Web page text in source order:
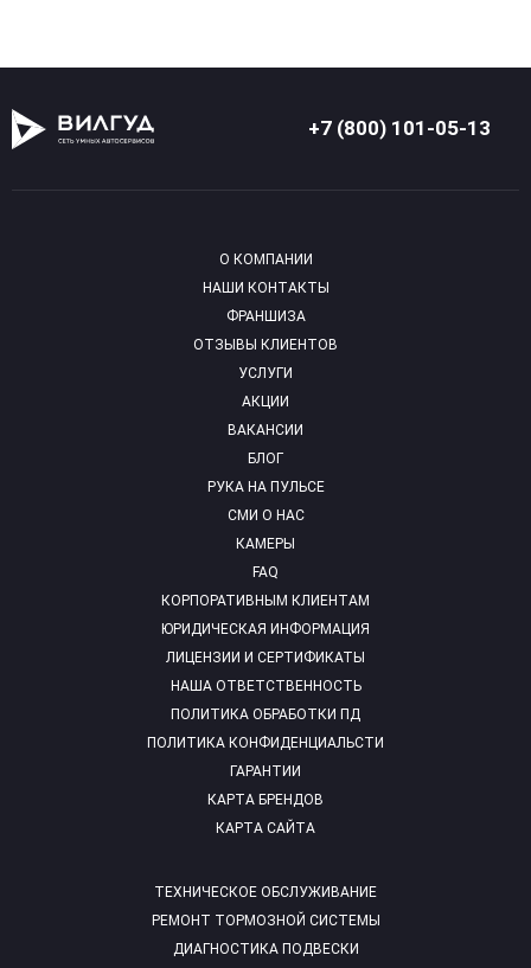
+7 (800) 101-05-13
О КОМПАНИИ
НАШИ КОНТАКТЫ
ФРАНШИЗА
ОТЗЫВЫ КЛИЕНТОВ
УСЛУГИ
АКЦИИ
ВАКАНСИИ
БЛОГ
РУКА НА ПУЛЬСЕ
СМИ О НАС
КАМЕРЫ
FAQ
ТЕХНИЧЕСКОЕ ОБСЛУЖИВАНИЕ
РЕМОНТ ТОРМОЗНОЙ СИСТЕМЫ
ДИАГНОСТИКА ПОДВЕСКИ
КОРПОРАТИВНЫМ КЛИЕНТАМ
ЮРИДИЧЕСКАЯ ИНФОРМАЦИЯ
ЛИЦЕНЗИИ И СЕРТИФИКАТЫ
НАША ОТВЕТСТВЕННОСТЬ
ПОЛИТИКА ОБРАБОТКИ ПД
ПОЛИТИКА КОНФИДЕНЦИАЛЬСТИ
ГАРАНТИИ
КАРТА БРЕНДОВ
КАРТА САЙТА